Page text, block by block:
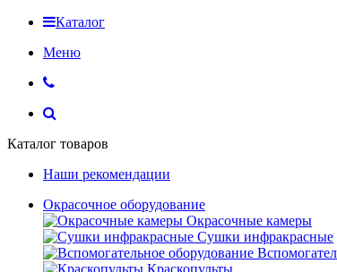
Каталог
Меню
Каталог товаров
Наши рекомендации
Окрасочное оборудование
Окрасочные камеры
Сушки инфракрасные
Краскопульты